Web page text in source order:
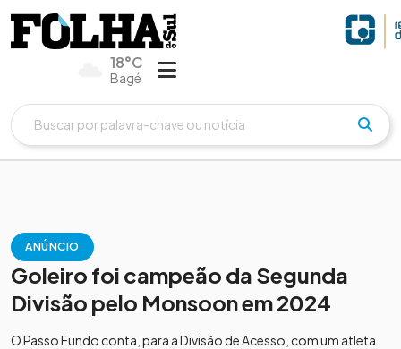
18°C
Bagé
ANÚNCIO
Goleiro foi campeão da Segunda
Divisão pelo Monsoon em 2024
O Passo Fundo conta, para a Divisão de Acesso, com um atleta